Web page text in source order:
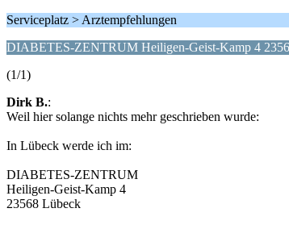
Serviceplatz > Arztempfehlungen
DIABETES-ZENTRUM Heiligen-Geist-Kamp 4
(1/1)
Dirk B.:
Weil hier solange nichts mehr geschrieben wurde:
In Lübeck werde ich im:
DIABETES-ZENTRUM
Heiligen-Geist-Kamp 4
23568 Lübeck